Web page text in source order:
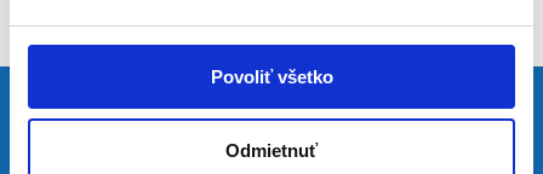
Povoliť všetko
Odmietnuť
Pravidelná dávka noviniek